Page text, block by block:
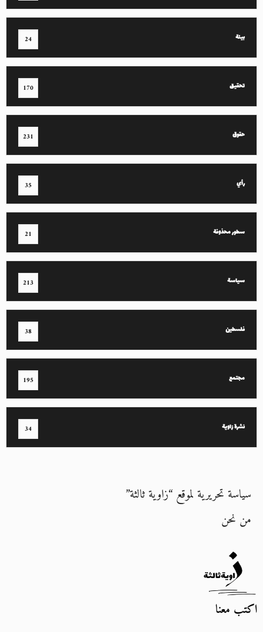
بيئة 24
تحقيق 170
حقوق 231
رأي 35
سطور محذوفة 21
سياسة 213
فلسطين 38
مجتمع 195
نشرة زاوية 34
سياسة تحريرية لموقع “زاوية ثالثة”
من نحن
اكتب معنا